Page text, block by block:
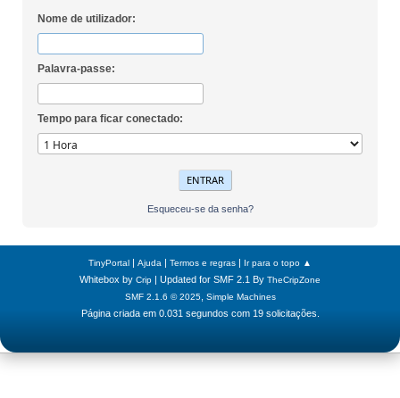
Nome de utilizador:
Palavra-passe:
Tempo para ficar conectado:
Esqueceu-se da senha?
TinyPortal | Ajuda | Termos e regras | Ir para o topo ▲
Whitebox by Crip | Updated for SMF 2.1 By TheCripZone
SMF 2.1.6 © 2025, Simple Machines
Página criada em 0.031 segundos com 19 solicitações.